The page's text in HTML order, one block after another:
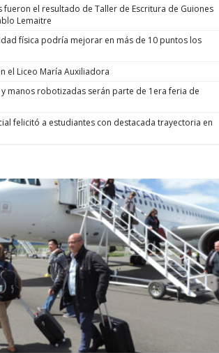
fueron el resultado de Taller de Escritura de Guiones
Lemaitre
física podría mejorar en más de 10 puntos los
el Liceo María Auxiliadora
manos robotizadas serán parte de 1era feria de
felicitó a estudiantes con destacada trayectoria en